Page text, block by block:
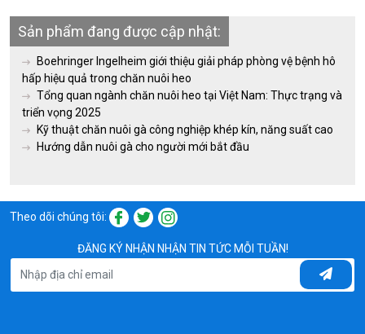
Sản phẩm đang được cập nhật:
Boehringer Ingelheim giới thiệu giải pháp phòng vệ bệnh hô
hấp hiệu quả trong chăn nuôi heo
Tổng quan ngành chăn nuôi heo tại Việt Nam: Thực trạng và
triển vọng 2025
Kỹ thuật chăn nuôi gà công nghiệp khép kín, năng suất cao
Hướng dẫn nuôi gà cho người mới bắt đầu
Theo dõi chúng tôi:
ĐĂNG KÝ NHẬN NHẬN TIN TỨC MỖI TUẦN!